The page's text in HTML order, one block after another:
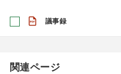
議事録
関連ページ